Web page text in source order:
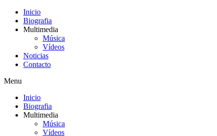
Inicio
Biografia
Multimedia
Música
Vídeos
Noticias
Contacto
Menu
Inicio
Biografia
Multimedia
Música
Vídeos